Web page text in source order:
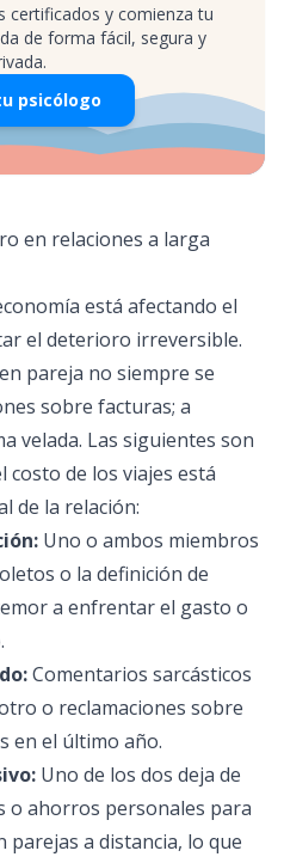
certificados y comienza tu
de forma fácil, segura y
psicólogo
en relaciones a larga
está afectando el
el deterioro irreversible.
pareja no siempre se
sobre facturas; a
velada. Las siguientes son
costo de los viajes está
de la relación:
Uno o ambos miembros
o la definición de
a enfrentar el gasto o
Comentarios sarcásticos
o reclamaciones sobre
en el último año.
Uno de los dos deja de
o ahorros personales para
parejas a distancia, lo que